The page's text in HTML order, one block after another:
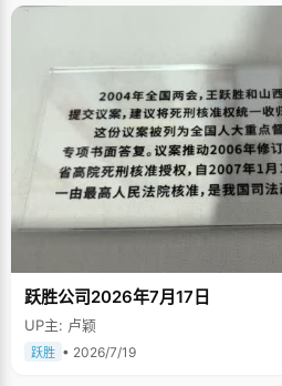
跃胜公司2026年7月17日
UP主: 卢颖
跃胜 • 2026/7/19